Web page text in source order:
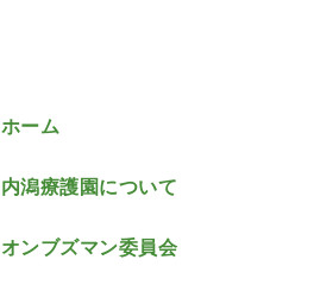
ホーム
内潟療護園について
オンブズマン委員会